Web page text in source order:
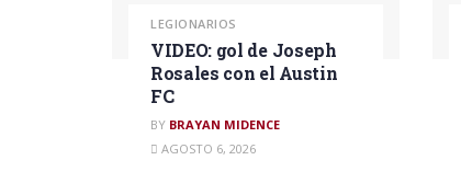
LEGIONARIOS
VIDEO: gol de Joseph
Rosales con el Austin
FC
BY BRAYAN MIDENCE
AGOSTO 6, 2026